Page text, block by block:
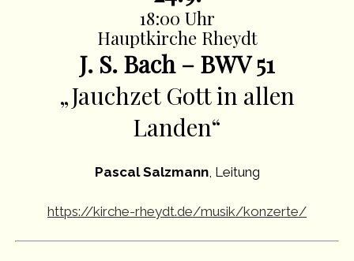
18:00 Uhr
Hauptkirche Rheydt
J. S. Bach – BWV 51
„Jauchzet Gott in allen
Landen“
Pascal Salzmann, Leitung
https://kirche-rheydt.de/musik/konzerte/